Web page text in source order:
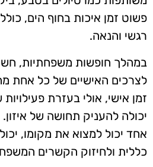
פשוט זמן איכות בחוף הים,
רגשי והנאה.
במהלך חופשות משפחתיות,
לצרכים האישיים של כל אחת
זמן אישי, אולי בעזרת
יכולה להעניק תחושה של
אחד יכול למצוא את מקומו,
כללית ולחיזוק הקשרים